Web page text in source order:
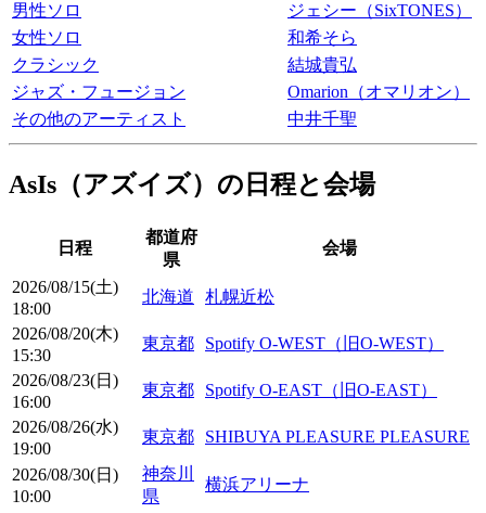
男性ソロ
ジェシー（SixTONES）
女性ソロ
和希そら
クラシック
結城貴弘
ジャズ・フュージョン
Omarion（オマリオン）
その他のアーティスト
中井千聖
AsIs（アズイズ）の日程と会場
日程
都道府
県
会場
2026/08/15(土)
18:00
北海道
札幌近松
2026/08/20(木)
15:30
東京都
Spotify O-WEST（旧O-WEST）
2026/08/23(日)
16:00
東京都
Spotify O-EAST（旧O-EAST）
2026/08/26(水)
19:00
東京都 SHIBUYA PLEASURE PLEASURE
2026/08/30(日)
10:00
神奈川
県
横浜アリーナ